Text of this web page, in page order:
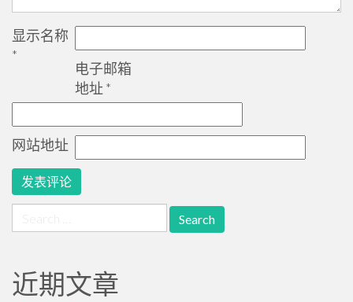
显示名称
*
电子邮箱
地址 *
网站地址
for:
近期文章